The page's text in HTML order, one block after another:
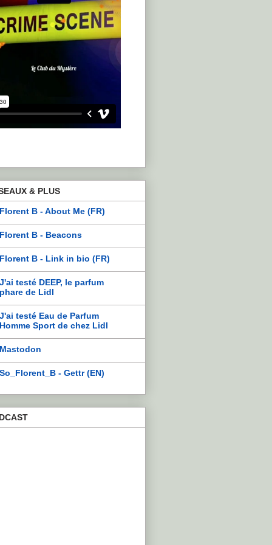
& PLUS
Florent B - About Me (FR)
Florent B - Beacons
Florent B - Link in bio (FR)
J'ai testé DEEP, le parfum
phare de Lidl
J'ai testé Eau de Parfum
Homme Sport de chez Lidl
Mastodon
So_Florent_B - Gettr (EN)